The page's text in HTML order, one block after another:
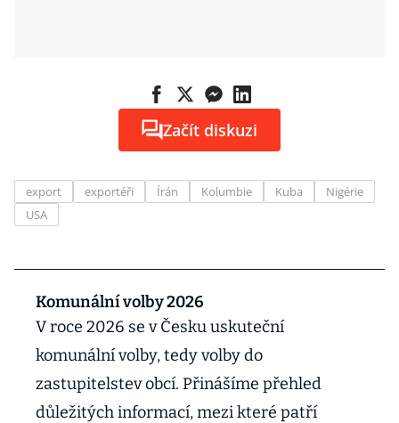
Začít diskuzi
export exportéři Írán Kolumbie Kuba
Nigérie
USA
Komunální volby 2026
V roce 2026 se v Česku uskuteční
komunální volby, tedy volby do
zastupitelstev obcí. Přinášíme přehled
důležitých informací, mezi které patří